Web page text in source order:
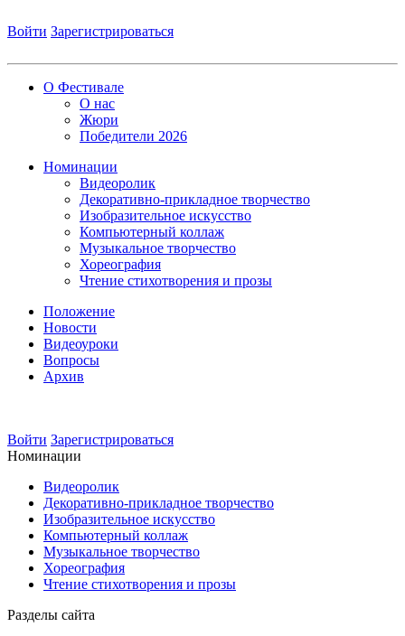
Войти Зарегистрироваться
О Фестивале
О нас
Жюри
Победители 2026
Номинации
Видеоролик
Декоративно-прикладное творчество
Изобразительное искусство
Компьютерный коллаж
Музыкальное творчество
Хореография
Чтение стихотворения и прозы
Положение
Новости
Видеоуроки
Вопросы
Архив
Войти Зарегистрироваться
Номинации
Видеоролик
Декоративно-прикладное творчество
Изобразительное искусство
Компьютерный коллаж
Музыкальное творчество
Хореография
Чтение стихотворения и прозы
Разделы сайта